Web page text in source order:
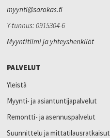
myynti@sarokas.fi
Y-tunnus: 0915304-6
Myyntitiimi ja yhteyshenkilöt
PALVELUT
Yleistä
Myynti- ja asiantuntijapalvelut
Remontti- ja asennuspalvelut
Suunnittelu ja mittatilausratkaisut